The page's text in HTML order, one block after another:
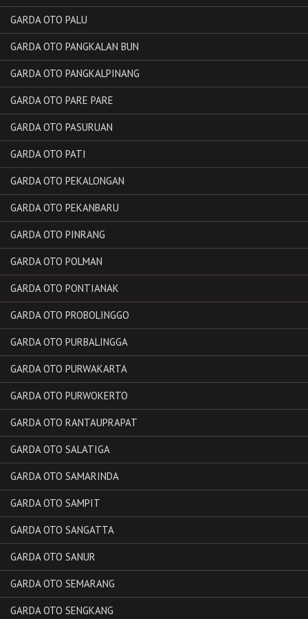
GARDA OTO PALU
GARDA OTO PANGKALAN BUN
GARDA OTO PANGKALPINANG
GARDA OTO PARE PARE
GARDA OTO PASURUAN
GARDA OTO PATI
GARDA OTO PEKALONGAN
GARDA OTO PEKANBARU
GARDA OTO PINRANG
GARDA OTO POLMAN
GARDA OTO PONTIANAK
GARDA OTO PROBOLINGGO
GARDA OTO PURBALINGGA
GARDA OTO PURWAKARTA
GARDA OTO PURWOKERTO
GARDA OTO RANTAUPRAPAT
GARDA OTO SALATIGA
GARDA OTO SAMARINDA
GARDA OTO SAMPIT
GARDA OTO SANGATTA
GARDA OTO SANUR
GARDA OTO SEMARANG
GARDA OTO SENGKANG